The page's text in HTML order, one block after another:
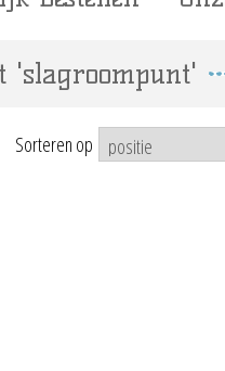
'slagroompunt'
Sorteren op